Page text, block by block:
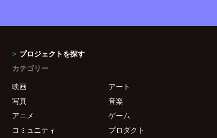
プロジェクトを探す
カテゴリー
映画
アート
写真
音楽
アニメ
ゲーム
コミュニティ
プロダクト